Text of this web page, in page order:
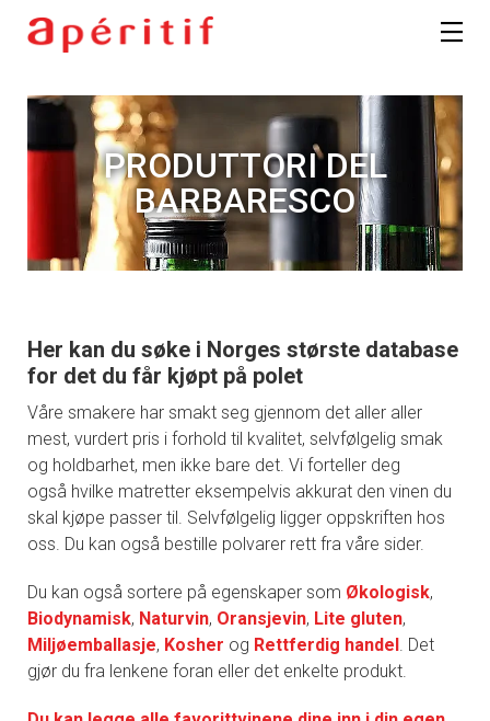
PRODUTTORI DEL
BARBARESCO
Her kan du søke i Norges største database
for det du får kjøpt på polet
Våre smakere har smakt seg gjennom det aller aller
mest, vurdert pris i forhold til kvalitet, selvfølgelig smak
og holdbarhet, men ikke bare det. Vi forteller deg
også hvilke matretter eksempelvis akkurat den vinen du
skal kjøpe passer til. Selvfølgelig ligger oppskriften hos
oss. Du kan også bestille polvarer rett fra våre sider.
Du kan også sortere på egenskaper som Økologisk,
Biodynamisk, Naturvin, Oransjevin, Lite gluten,
Miljøemballasje, Kosher og Rettferdig handel. Det
gjør du fra lenkene foran eller det enkelte produkt.